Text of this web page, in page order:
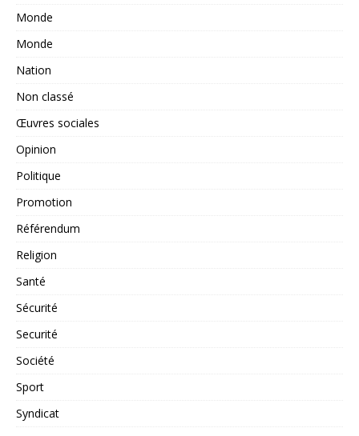
Monde
Monde
Nation
Non classé
Œuvres sociales
Opinion
Politique
Promotion
Référendum
Religion
Santé
Sécurité
Securité
Société
Sport
Syndicat